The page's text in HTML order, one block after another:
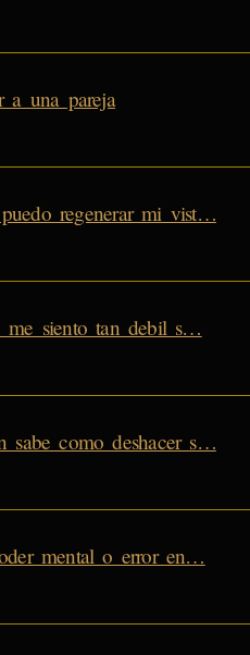
a una pareja
regenerar mi vist…
me siento tan debil s…
sabe como deshacer s…
mental o error en…